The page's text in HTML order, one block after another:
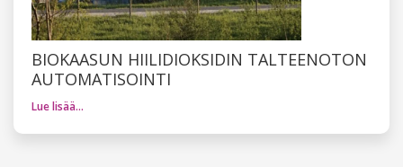
BIOKAASUN HIILIDIOKSIDIN TALTEENOTON
AUTOMATISOINTI
Lue lisää…